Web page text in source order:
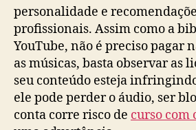
personalidade e
profissionais. Assim como a
YouTube, não é preciso pagar
as músicas, basta observar as
seu conteúdo esteja
ele pode perder o áudio, ser
conta corre risco de curso com